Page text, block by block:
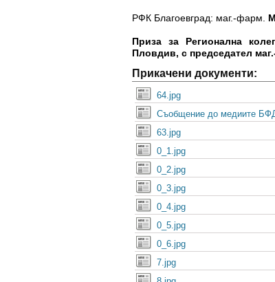
РФК Благоевград: маг.-фарм.
Приза за Регионална
Пловдив, с председател
Прикачени документи:
64.jpg
Съобщение до медиите
63.jpg
0_1.jpg
0_2.jpg
0_3.jpg
0_4.jpg
0_5.jpg
0_6.jpg
7.jpg